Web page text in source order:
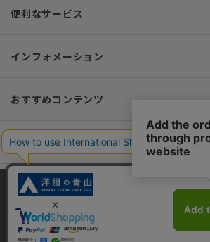
便利なサービス
インフォメーション
おすすめコンテンツ
ポリシー・企業情報
オーダースーツなら SHITATE
当サイトでは、快適な閲覧体験とコンテンツ改
しています。閲覧を続けることで、Cookieの使
します。詳細については